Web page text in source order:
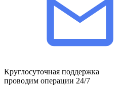
Круглосуточная поддержка
проводим операции 24/7